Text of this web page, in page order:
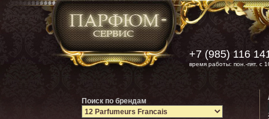
+7 (985) 116
время работы: пон.-пят. с
Поиск по брендам